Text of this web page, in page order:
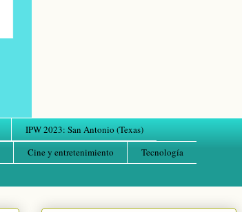
IPW 2023: San Antonio (Texas)
Cine y entretenimiento
Tecnología